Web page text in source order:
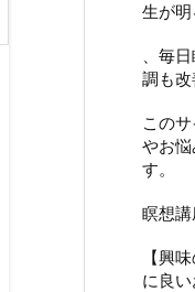
生が明
、毎
調も改
この
やお
す。
瞑想
【興
に良